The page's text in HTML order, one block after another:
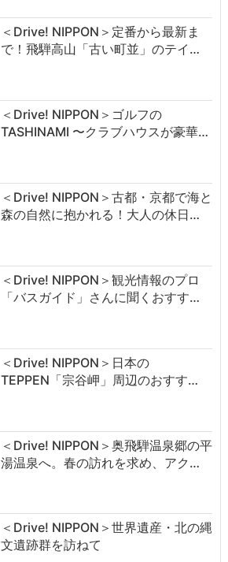
＜Drive! NIPPON＞定番から最新ま
で！飛騨高山「古い町並」のテイ…
＜Drive! NIPPON＞ゴルフの
TASHINAMI 〜クラブハウスが豪華…
＜Drive! NIPPON＞古都・京都で海と
森の自然に抱かれる！大人の休日…
＜Drive! NIPPON＞観光情報のプロ
「バスガイド」さんに聞くおすす…
＜Drive! NIPPON＞日本の
TEPPEN「宗谷岬」周辺のおすす…
＜Drive! NIPPON＞奥飛騨温泉郷の平
湯温泉へ。春の訪れを求め、アク…
＜Drive! NIPPON＞世界遺産・北の縄
文遺跡群を訪ねて